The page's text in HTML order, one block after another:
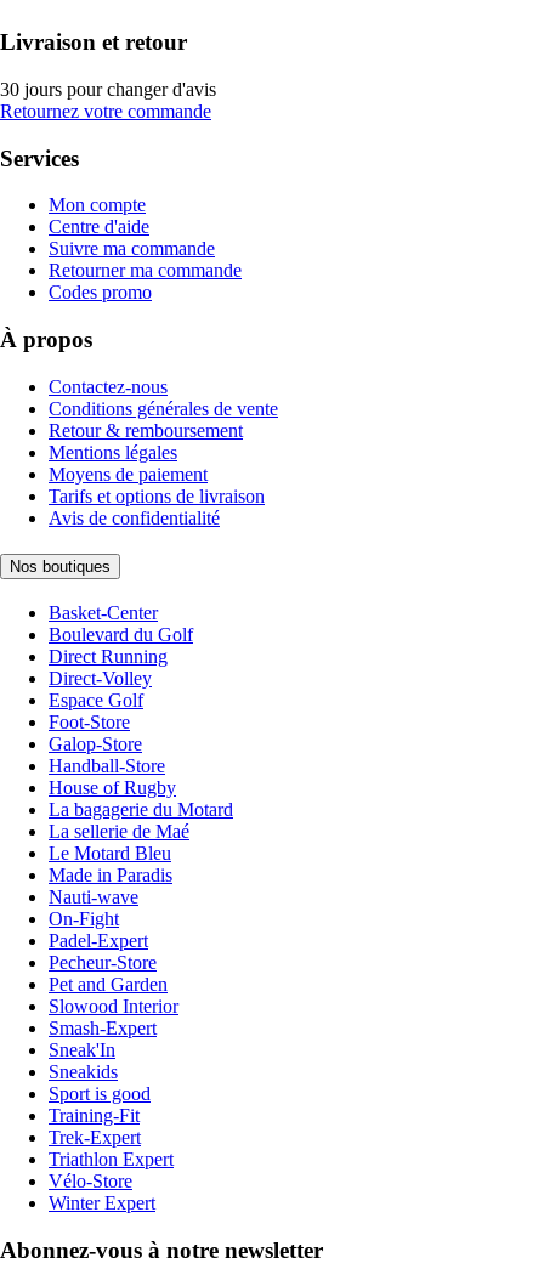
Livraison et retour
30 jours pour changer d'avis
Retournez votre commande
Services
Mon compte
Centre d'aide
Suivre ma commande
Retourner ma commande
Codes promo
À propos
Contactez-nous
Conditions générales de vente
Retour & remboursement
Mentions légales
Moyens de paiement
Tarifs et options de livraison
Avis de confidentialité
Nos boutiques
Basket-Center
Boulevard du Golf
Direct Running
Direct-Volley
Espace Golf
Foot-Store
Galop-Store
Handball-Store
House of Rugby
La bagagerie du Motard
La sellerie de Maé
Le Motard Bleu
Made in Paradis
Nauti-wave
On-Fight
Padel-Expert
Pecheur-Store
Pet and Garden
Slowood Interior
Smash-Expert
Sneak'In
Sneakids
Sport is good
Training-Fit
Trek-Expert
Triathlon Expert
Vélo-Store
Winter Expert
Abonnez-vous à notre newsletter